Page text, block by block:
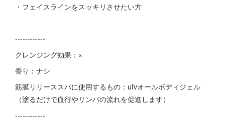
・フェイスラインをスッキリさせたい方
------------
クレンジング効果：×
香り：ナシ
筋膜リリーススパに使用するもの：ufvオールボディジェル
（塗るだけで血行やリンパの流れを促進します）
------------